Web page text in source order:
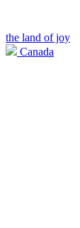
the land of joy
Canada